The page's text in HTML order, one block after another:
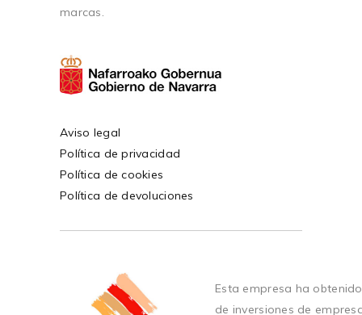
marcas.
Aviso legal
Política de privacidad
Política de cookies
Política de devoluciones
Esta empresa ha
de inversiones de